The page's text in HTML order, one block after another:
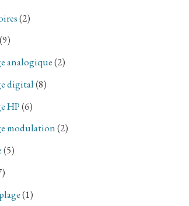
(2)
(9)
analogique(2)
digital(8)
HP(6)
modulation(2)
(5)
(1)